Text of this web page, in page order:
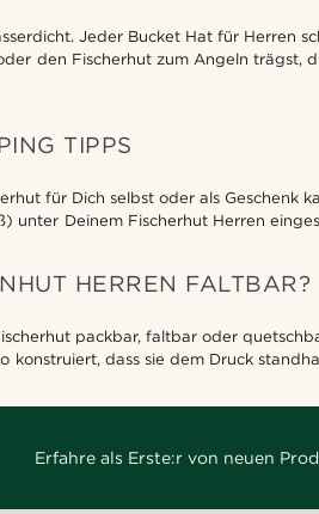
Jeder Bucket Hat für Herren
den Fischerhut zum Angeln trägst,
TIPPS
für Dich selbst oder als Geschenk
unter Deinem Fischerhut Herren
HERREN FALTBAR?
packbar, faltbar oder
konstruiert, dass sie dem Druck
Erfahre als Erste:r von neuen